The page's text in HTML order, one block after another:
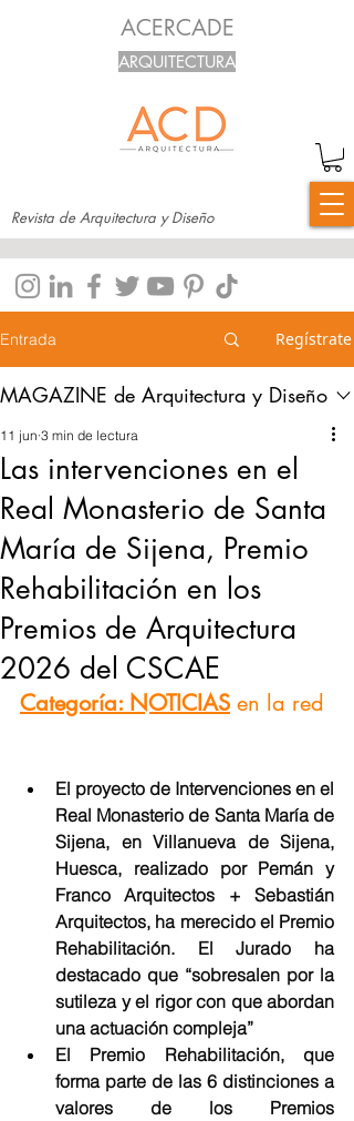
Revista de Arquitectura y Diseño
ACERCADE
ARQUITECTURA
Entrada Regístrate
MAGAZINE de Arquitectura y Diseño
Las intervenciones en el
Real Monasterio de Santa
María de Sijena, Premio
Rehabilitación en los
Premios de Arquitectura
2026 del CSCAE
11 jun 3 min de lectura
Categoría: NOTICIAS en la red
El proyecto de Intervenciones en el
Real Monasterio de Santa María de
Sijena, en Villanueva de Sijena,
Huesca, realizado por Pemán y
Franco Arquitectos + Sebastián
Arquitectos, ha merecido el Premio
Rehabilitación. El Jurado ha
destacado que “sobresalen por la
sutileza y el rigor con que abordan
una actuación compleja”
El Premio Rehabilitación, que
forma parte de las 6 distinciones a
valores de los Premios